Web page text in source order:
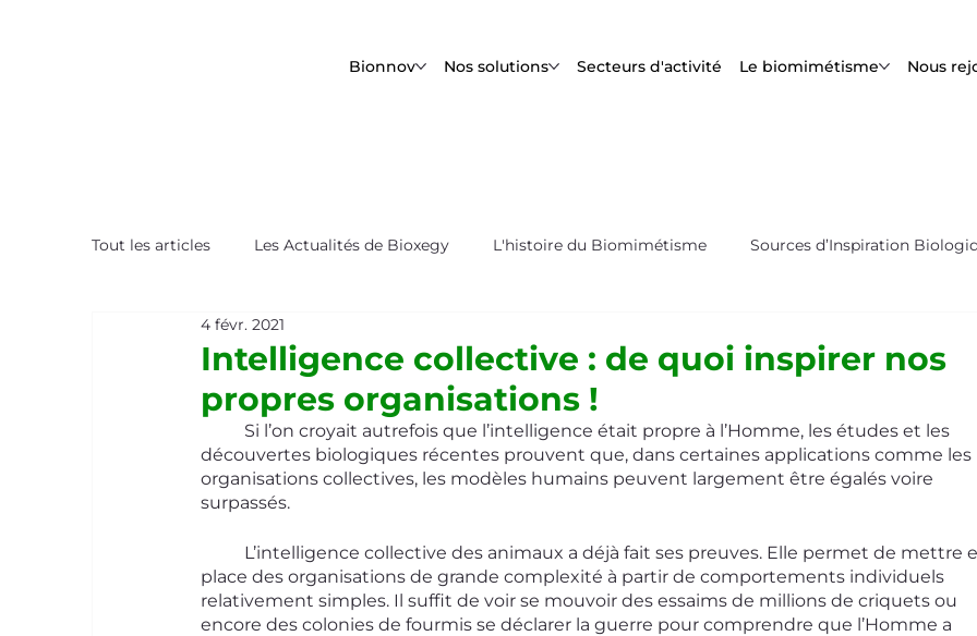
Bionnov Nos solutions Secteurs d'activité Le biomimétisme Nous
Tout les articles Les Actualités de Bioxegy L'histoire du Biomimétisme Sources d’Inspiration
Le Saviez-Vous ?
Intelligence collective : de quoi inspirer nos
propres organisations !
4 févr. 2021
découvertes biologiques récentes prouvent que, dans certaines applications comme les
organisations collectives, les modèles humains peuvent largement être égalés voire
surpassés.
place des organisations de grande complexité à partir de comportements individuels
relativement simples. Il suffit de voir se mouvoir des essaims de millions de criquets ou
encore des colonies de fourmis se déclarer la guerre pour comprendre que l’Homme a